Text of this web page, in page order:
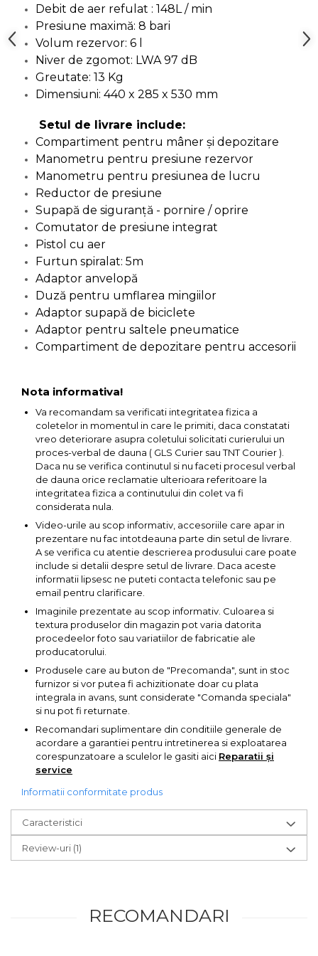
Indoit Tevi
Ciocane Profesionale
Pile Metalice
Clesti
Scule Electrician
Subler
Topoare & Toporisti
Sarpe Desfundat Tevi
Nivele
Ruleta de Masurat
Amortizoare Hidraulice
Dalta si dornuri
Rigla de Masurat Pentru
Constructii
Scule Unelte Accesorii
Unelte de Zugravit
Banc de lucru – tamplarie
transport marfa
Perie de Sarma
Capsator Manual
Poansoane Cifre & Litere
Bormasina
Nicovala fierarie
Chei
Scari
Protectia Muncii
Multidetector
Pistol Spuma Poliuretanica
Pistol Silicon (Tub de
Silicon)
Termometru Infrarosu
Menghina de banc –
Suruburi si dibluri
Carlige de Ridicare
Scule Electrice & Unelte
Debit de aer refulat : 148L / min
Presiune maximă: 8 bari
Volum rezervor: 6 l
Niver de zgomot: LWA 97 dB
Greutate: 13 Kg
Dimensiuni: 440 x 285 x 530 mm
Setul de livrare include:
Compartiment pentru mâner şi depozitare
Manometru pentru presiune rezervor
Manometru pentru presiunea de lucru
Reductor de presiune
Supapă de siguranţă - pornire / oprire
Comutator de presiune integrat
Pistol cu aer
Furtun spiralat: 5m
Adaptor anvelopă
Duză pentru umflarea mingiilor
Adaptor supapă de biciclete
Adaptor pentru saltele pneumatice
Compartiment de depozitare pentru accesorii
Nota informativa!
Va recomandam sa verificati integritatea fizica a
coletelor in momentul in care le primiti, daca constatati
vreo deteriorare asupra coletului solicitati curierului un
proces-verbal de dauna ( GLS Curier sau TNT Courier ).
Daca nu se verifica continutul si nu faceti procesul verbal
de dauna orice reclamatie ulterioara referitoare la
integritatea fizica a continutului din colet va fi
considerata nula.
Video-urile au scop informativ, accesoriile care apar in
prezentare nu fac intotdeauna parte din setul de livrare.
A se verifica cu atentie descrierea produsului care poate
include si detalii despre setul de livrare. Daca aceste
informatii lipsesc ne puteti contacta telefonic sau pe
email pentru clarificare.
Imaginile prezentate au scop informativ. Culoarea si
textura produselor din magazin pot varia datorita
procedeelor foto sau variatiilor de fabricatie ale
producatorului.
Produsele care au buton de "Precomanda", sunt in stoc
furnizor si vor putea fi achizitionate doar cu plata
integrala in avans, sunt considerate "Comanda speciala"
si nu pot fi returnate.
Recomandari suplimentare din conditiile generale de
acordare a garantiei pentru intretinerea si exploatarea
corespunzatoare a sculelor le gasiti aici Reparatii și
service
Informatii conformitate produs
Caracteristici
Review-uri (1)
RECOMANDARI